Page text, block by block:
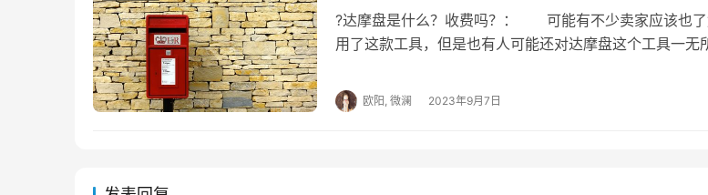
?达摩盘是什么？收费吗？： 可能有不少卖家应该也了
用了这款工具，但是也有人可能还对达摩盘这个工具一无
欧阳, 微澜 2023年9月7日